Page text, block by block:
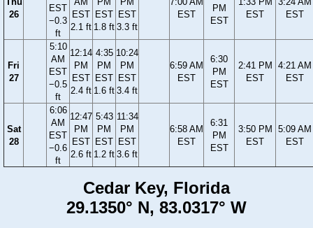
26
EST
−0.3
ft
EST
2.1 ft
EST
1.8 ft
EST
3.3 ft
EST
PM
EST
EST
EST
Fri
27
5:10
AM
EST
−0.5
ft
12:14
PM
EST
2.4 ft
4:35
PM
EST
1.6 ft
10:24
PM
EST
3.4 ft
6:59 AM
EST
6:30
PM
EST
2:41 PM
EST
4:21 AM
EST
Sat
28
6:06
AM
EST
−0.6
ft
12:47
PM
EST
2.6 ft
5:43
PM
EST
1.2 ft
11:34
PM
EST
3.6 ft
6:58 AM
EST
6:31
PM
EST
3:50 PM
EST
5:09 AM
EST
Cedar Key, Florida
29.1350° N, 83.0317° W